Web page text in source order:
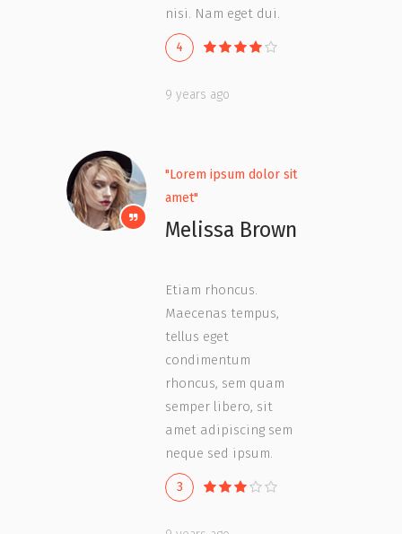
nisi. Nam eget dui.
4
9 years ago
"Lorem ipsum dolor sit
amet"
Melissa Brown
Etiam rhoncus.
Maecenas tempus,
tellus eget
condimentum
rhoncus, sem quam
semper libero, sit
amet adipiscing sem
neque sed ipsum.
3